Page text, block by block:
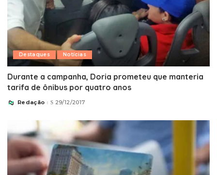
Destaques Notícias
Durante a campanha, Doria prometeu que manteria
tarifa de ônibus por quatro anos
Posted
Redação 29/12/2017